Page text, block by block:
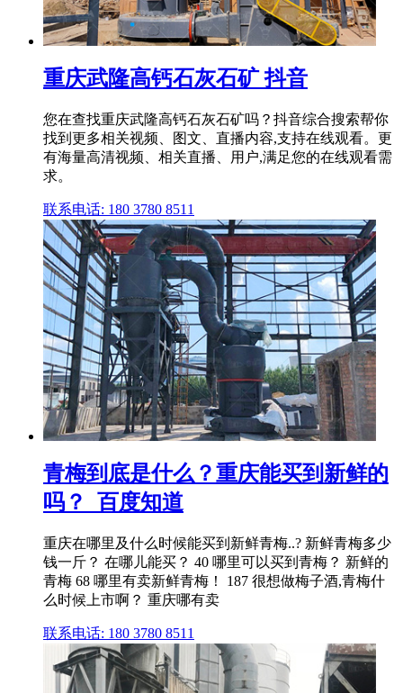
重庆武隆高钙石灰石矿 抖音
您在查找重庆武隆高钙石灰石矿吗？抖音综合搜索帮你
找到更多相关视频、图文、直播内容,支持在线观看。更
有海量高清视频、相关直播、用户,满足您的在线观看需
求。
联系电话: 180 3780 8511
青梅到底是什么？重庆能买到新鲜的
吗？_百度知道
重庆在哪里及什么时候能买到新鲜青梅..? 新鲜青梅多少
钱一斤？ 在哪儿能买？ 40 哪里可以买到青梅？ 新鲜的
青梅 68 哪里有卖新鲜青梅！ 187 很想做梅子酒,青梅什
么时候上市啊？ 重庆哪有卖
联系电话: 180 3780 8511